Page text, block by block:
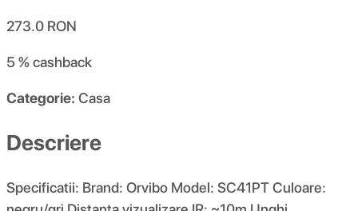
273.0 RON
5 %cashback
Categorie: Casa
Descriere
Specificatii: Brand: Orvibo Model: SC41PT Culoare: